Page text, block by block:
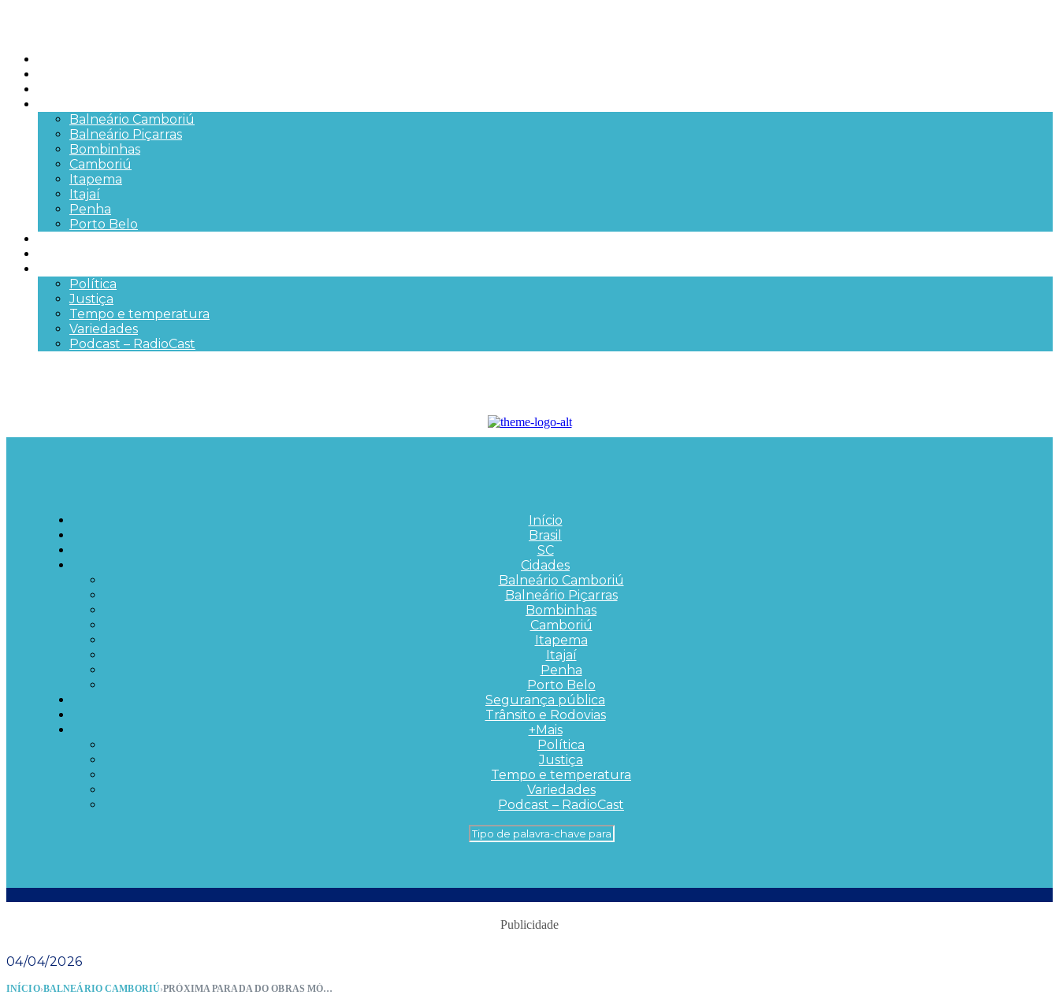
Balneário Camboriú
Balneário Piçarras
Bombinhas
Camboriú
Itapema
Itajaí
Penha
Porto Belo
Política
Justiça
Tempo e temperatura
Variedades
Podcast – RadioCast
Início
Brasil
SC
Cidades
Balneário Camboriú
Balneário Piçarras
Bombinhas
Camboriú
Itapema
Itajaí
Penha
Porto Belo
Segurança pública
Trânsito e Rodovias
+Mais
Política
Justiça
Tempo e temperatura
Variedades
Podcast – RadioCast
Publicidade
04/04/2026
INÍCIO›BALNEÁRIO CAMBORIÚ› PRÓXIMA PARADA DO OBRAS MÓVEL SERÁ NO BAIRRO DA BARRA